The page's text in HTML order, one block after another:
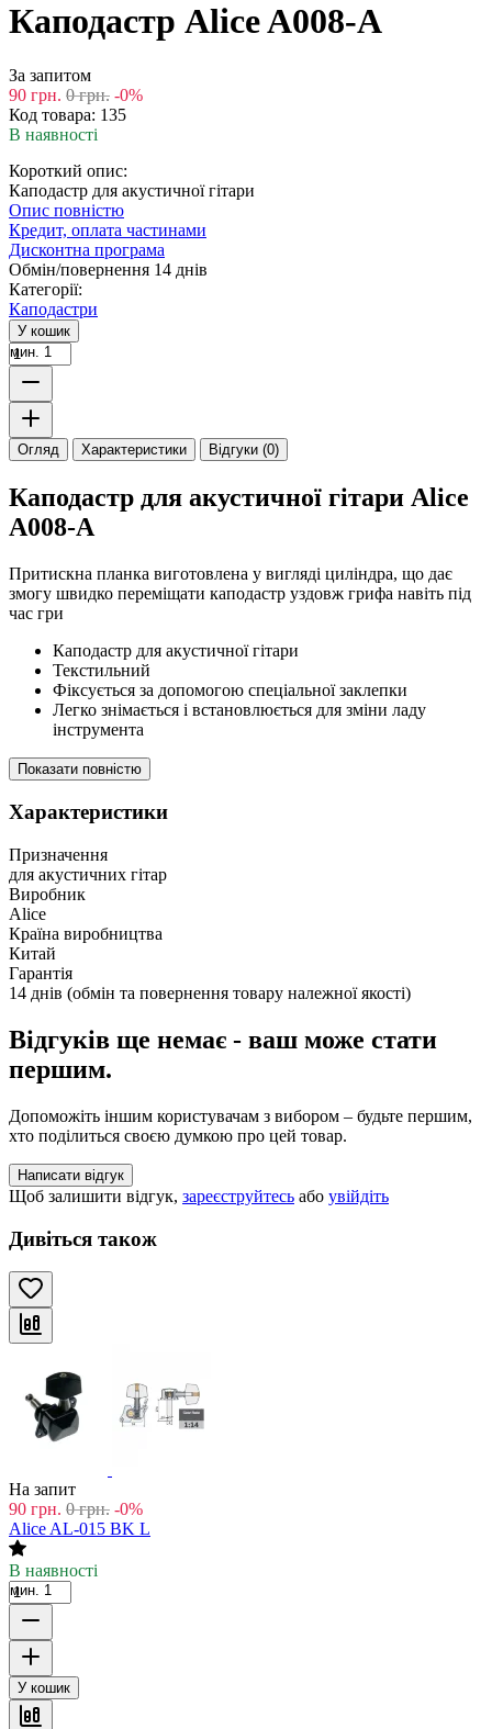
Каподастр Alice A008-A
За запитом
90 грн. 0 грн. -0%
Код товара: 135
В наявності
Короткий опис:
Каподастр для акустичної гітари
Опис повністю
Кредит, оплата частинами
Дисконтна програма
Обмін/повернення 14 днів
Категорії:
Каподастри
У кошик
мин. 1
Огляд Характеристики Відгуки (0)
Каподастр для акустичної гітари Alice
А008-A
Притискна планка виготовлена у вигляді циліндра, що дає
змогу швидко переміщати каподастр уздовж грифа навіть під
час гри
Каподастр для акустичної гітари
Текстильний
Фіксується за допомогою спеціальної заклепки
Легко знімається і встановлюється для зміни ладу
інструмента
Показати повністю
Характеристики
Призначення
для акустичних гітар
Виробник
Alice
Країна виробництва
Китай
Гарантія
14 днів (обмін та повернення товару належної якості)
Відгуків ще немає - ваш може стати
першим.
Допоможіть іншим користувачам з вибором – будьте першим,
хто поділиться своєю думкою про цей товар.
Написати відгук
Щоб залишити відгук, зареєструйтесь або увійдіть
Дивіться також
На запит
90 грн. 0 грн. -0%
Alice AL-015 BK L
В наявності
мин. 1
У кошик